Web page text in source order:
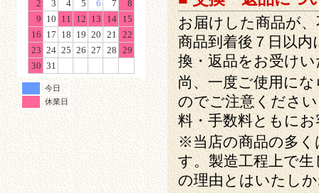
2
3 4 5 6 7
8
9 10 11 12 13 14 15
16 17 18 19 20 21
22
23 24 25 26 27 28 29
30 31
今日
休業日
お届けした商品が
商品到着後７日以
換・返品をお受け
尚、一度ご使用に
のでご注意くださ
料・手数料ともに
※当店の商品の多く
す。製造工程上で
の理由とはいたし